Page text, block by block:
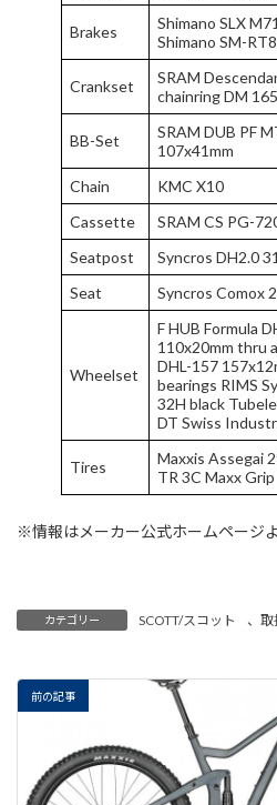
Brakes
Shimano SLX
Shimano SM-
Crankset
SRAM
chainring DM
BB-Set
SRAM DUB PF
107x41mm
Chain
KMC X10
Cassette
SRAM CS PG-
Seatpost
Syncros DH2.0
Seat
Syncros Comox
Wheelset
F HUB Formula
110x20mm thru
DHL-157
bearings RIMS
32H black
DT Swiss
Tires
Maxxis Assegai
TR 3C Maxx Grip
※情報はメーカー公式ホームページ
カテゴリー SCOTT/スコット 、 取
前の記事